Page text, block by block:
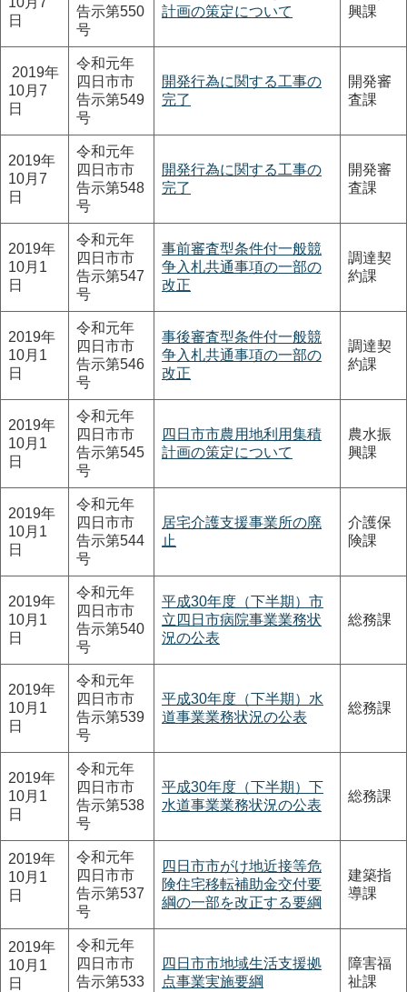
日
告示第550
号
計画の策定について
興課
2019年
10月7
日
令和元年
四日市市
告示第549
号
開発行為に関する工事の
完了
開発審
査課
2019年
10月7
日
令和元年
四日市市
告示第548
号
開発行為に関する工事の
完了
開発審
査課
2019年
10月1
日
令和元年
四日市市
告示第547
号
事前審査型条件付一般競
争入札共通事項の一部の
改正
調達契
約課
2019年
10月1
日
令和元年
四日市市
告示第546
号
事後審査型条件付一般競
争入札共通事項の一部の
改正
調達契
約課
2019年
10月1
日
令和元年
四日市市
告示第545
号
四日市市農用地利用集積
計画の策定について
農水振
興課
2019年
10月1
日
令和元年
四日市市
告示第544
号
居宅介護支援事業所の廃
止
介護保
険課
2019年
10月1
日
令和元年
四日市市
告示第540
号
平成30年度（下半期）市
立四日市病院事業業務状
況の公表
総務課
2019年
10月1
日
令和元年
四日市市
告示第539
号
平成30年度（下半期）水
道事業業務状況の公表
総務課
2019年
10月1
日
令和元年
四日市市
告示第538
号
平成30年度（下半期）下
水道事業業務状況の公表
総務課
2019年
10月1
日
令和元年
四日市市
告示第537
号
四日市市がけ地近接等危
険住宅移転補助金交付要
綱の一部を改正する要綱
建築指
導課
2019年
10月1
日
令和元年
四日市市
告示第533
四日市市地域生活支援拠
点事業実施要綱
障害福
祉課